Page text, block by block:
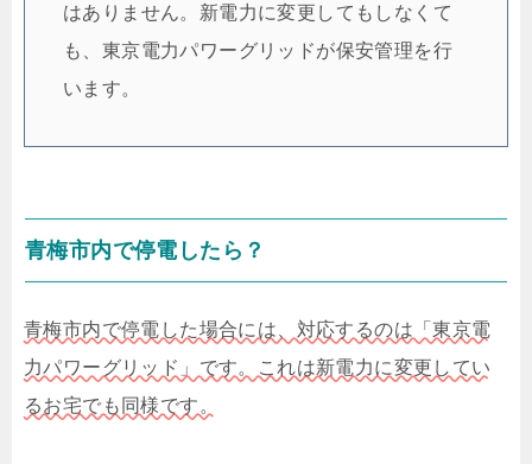
はありません。新電力に変更してもしなくて
も、東京電力パワーグリッドが保安管理を行
います。
青梅市内で停電したら？
青梅市内で停電した場合には、対応するのは「東京電
力パワーグリッド」です。これは新電力に変更してい
るお宅でも同様です。